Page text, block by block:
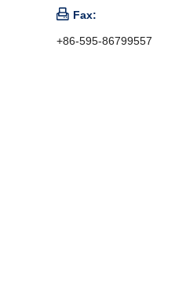
 Fax:
+86-595-86799557